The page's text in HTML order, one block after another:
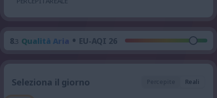
8.3 Qualità Aria • EU-AQI 26
Seleziona il giorno Reali